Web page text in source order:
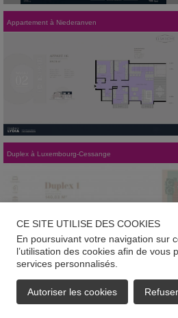
Appartement à Niederanven
Duplex à Luxembourg-Cessange
CE SITE UTILISE DES COOKIES
En poursuivant votre navigation sur
l’utilisation des cookies afin de vous
services personnalisés.
Autoriser les cookies Refuser